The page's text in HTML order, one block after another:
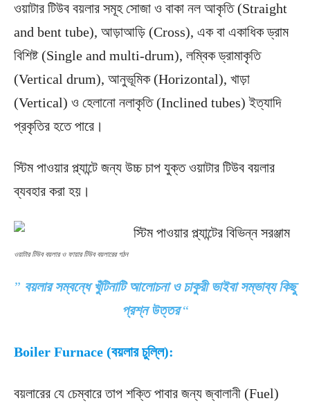
ওয়াটার টিউব বয়লার সমূহ সোজা ও বাকা নল আকৃতি (Straight
and bent tube), আড়াআড়ি (Cross), এক বা একাধিক ড্রাম
বিশিষ্ট (Single and multi-drum), লম্বিক ড্রামাকৃতি
(Vertical drum), আনুভূমিক (Horizontal), খাড়া
(Vertical) ও হেলানো নলাকৃতি (Inclined tubes) ইত্যাদি
প্রকৃতির হতে পারে।
স্টিম পাওয়ার প্ল্যান্টে জন্য উচ্চ চাপ যুক্ত ওয়াটার টিউব বয়লার
ব্যবহার করা হয়।
ওয়াটার টিউব বয়লার ও ফায়ার টিউব বয়লারের গঠন
” বয়লার সম্বন্ধে খুঁটিনাটি আলোচনা ও চাকুরী ভাইবা সম্ভাব্য কিছু
প্রশ্ন উত্তর“
Boiler Furnace (বয়লার চুল্লি):
বয়লারের যে চেম্বারে তাপ শক্তি পাবার জন্য জ্বালানী (Fuel)